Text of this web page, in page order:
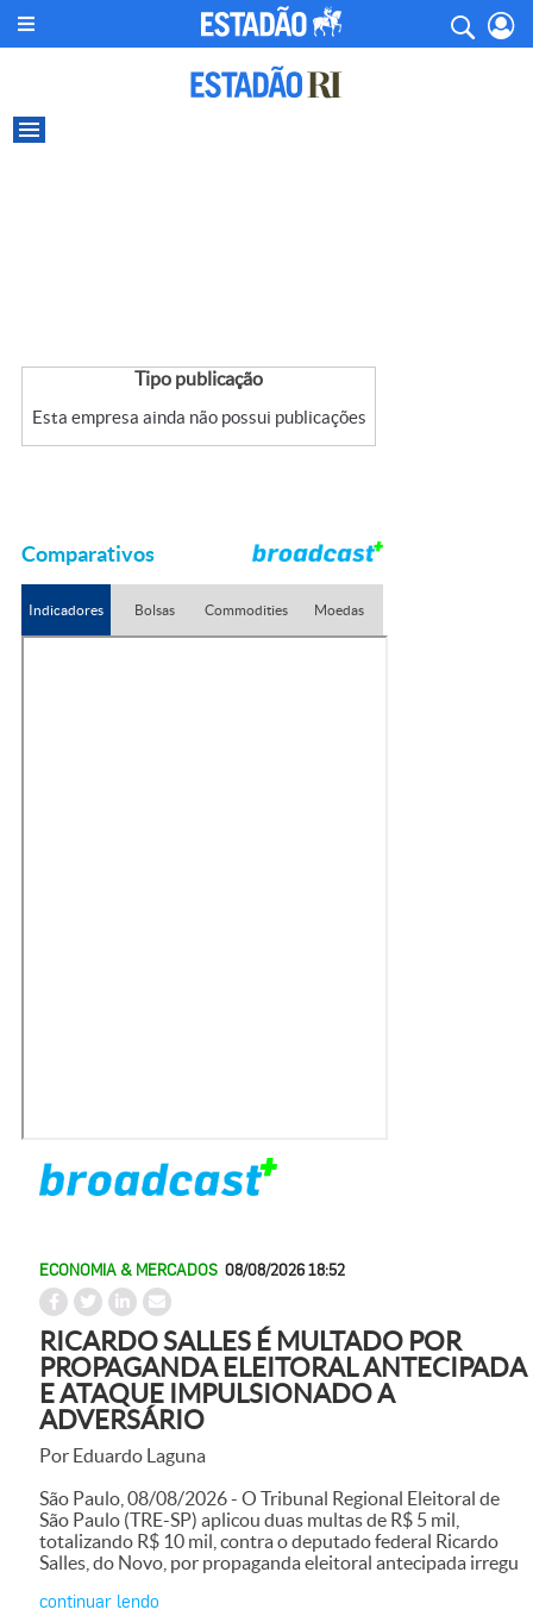
Tipo publicação
Esta empresa ainda não possui publicações
Comparativos
Indicadores Bolsas Commodities Moedas
ECONOMIA & MERCADOS 08/08/2026 18:52
RICARDO SALLES É MULTADO POR
PROPAGANDA ELEITORAL ANTECIPADA
E ATAQUE IMPULSIONADO A
ADVERSÁRIO
Por Eduardo Laguna
São Paulo, 08/08/2026 - O Tribunal Regional Eleitoral de
São Paulo (TRE-SP) aplicou duas multas de R$ 5 mil,
totalizando R$ 10 mil, contra o deputado federal Ricardo
Salles, do Novo, por propaganda eleitoral antecipada irregu
continuar lendo